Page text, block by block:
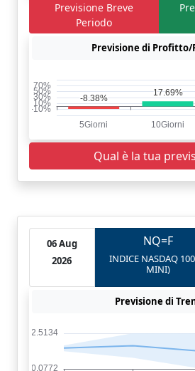
Previsione Breve
Periodo
Previsione di Profitto/
Qual è la tua
06 Aug
2026
NQ=F
INDICE NASDAQ
MINI)
Previsione di